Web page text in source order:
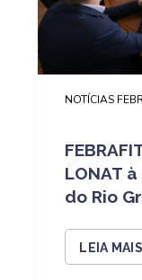
NOTÍCIAS
LONAT
do Rio
LEIA MAIS